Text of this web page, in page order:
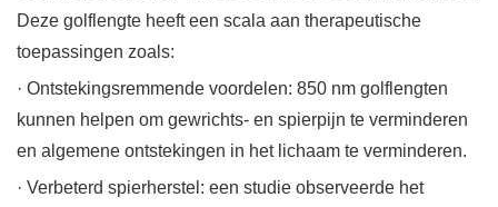
Deze golflengte heeft een scala aan therapeutische
toepassingen zoals:
· Ontstekingsremmende voordelen: 850 nm golflengten
kunnen helpen om gewrichts- en spierpijn te verminderen
en algemene ontstekingen in het lichaam te verminderen.
· Verbeterd spierherstel: een studie observeerde het